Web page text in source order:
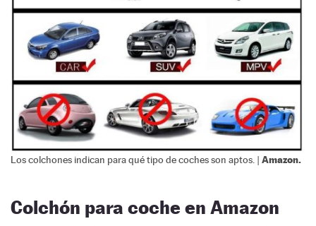
Los colchones indican para qué tipo de coches son aptos. | Amazon.
Colchón para coche en Amazon